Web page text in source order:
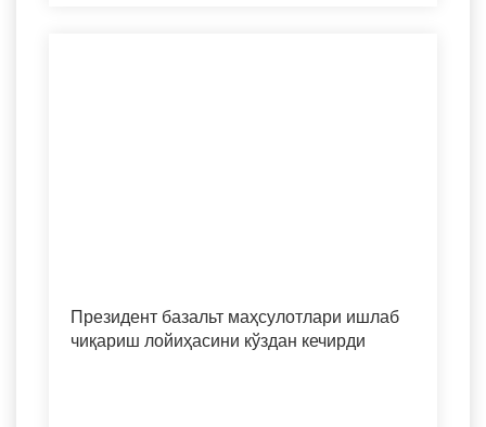
Президент базальт маҳсулотлари ишлаб
чиқариш лойиҳасини кўздан кечирди